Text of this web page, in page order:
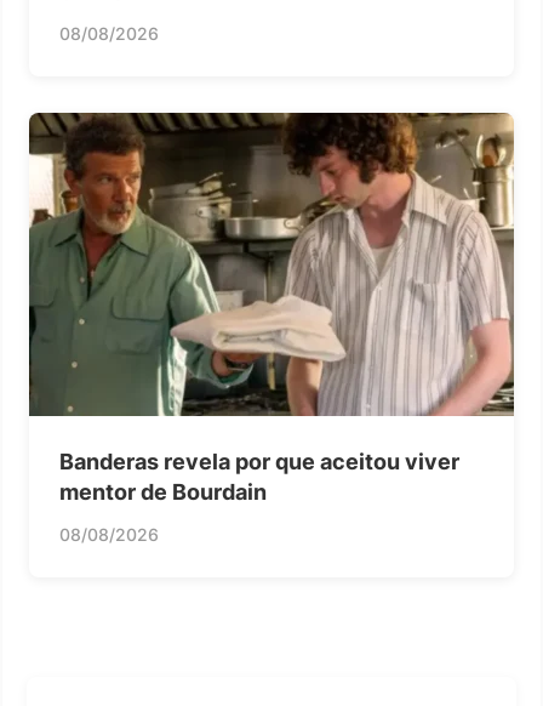
08/08/2026
Banderas revela por que aceitou viver
mentor de Bourdain
08/08/2026